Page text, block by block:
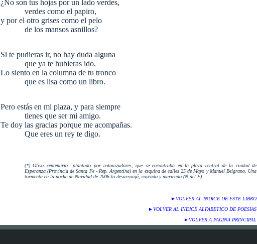
¿No son tus hojas por un lado verdes,
verdes como el papiro,
y por el otro grises como el pelo
de los mansos asnillos?
Si te pudieras ir, no hay duda alguna
que ya te hubieras ido.
Lo siento en la columna de tu tronco
que es lisa como un libro.
Pero estás en mi plaza, y para siempre
tienes que ser mi amigo.
Te doy las gracias porque me acompañas.
Que eres un rey te digo.
(*) Olivo centenario plantado por colonizadores, que se encontraba en la plaza central de la ciudad de
Esperanza (Provincia de Santa Fe - Rep. Argentina) en la esquina de calles 25 de Mayo y Manuel Belgrano. Una
tormenta en la noche de Navidad de 2006 lo desarraigó, cayendo y muriendo.(N del E)
►VOLVER AL INDICE DE ESTE LIBRO
►VOLVER AL INDICE ALFABETICO DE POESIAS
►VOLVER A PAGINA PRINCIPAL